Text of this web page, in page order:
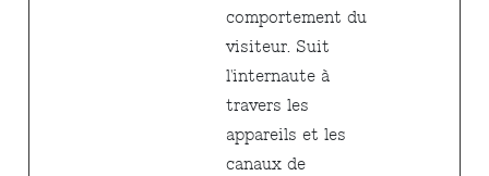
comportement du
visiteur. Suit
l'internaute à
travers les
appareils et les
canaux de